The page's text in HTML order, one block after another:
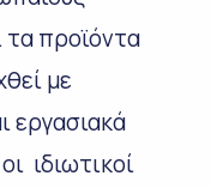
τα προϊόντα
με
εργασιακά
ιδιωτικοί